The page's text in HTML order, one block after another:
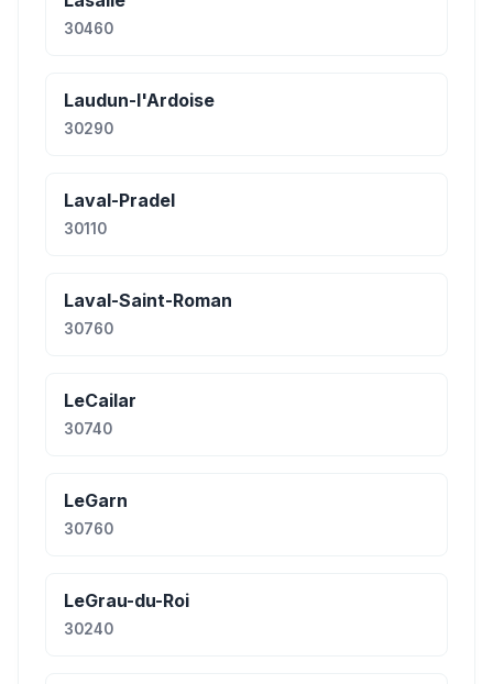
30460
Laudun-l'Ardoise
30290
Laval-Pradel
30110
Laval-Saint-Roman
30760
LeCailar
30740
LeGarn
30760
LeGrau-du-Roi
30240